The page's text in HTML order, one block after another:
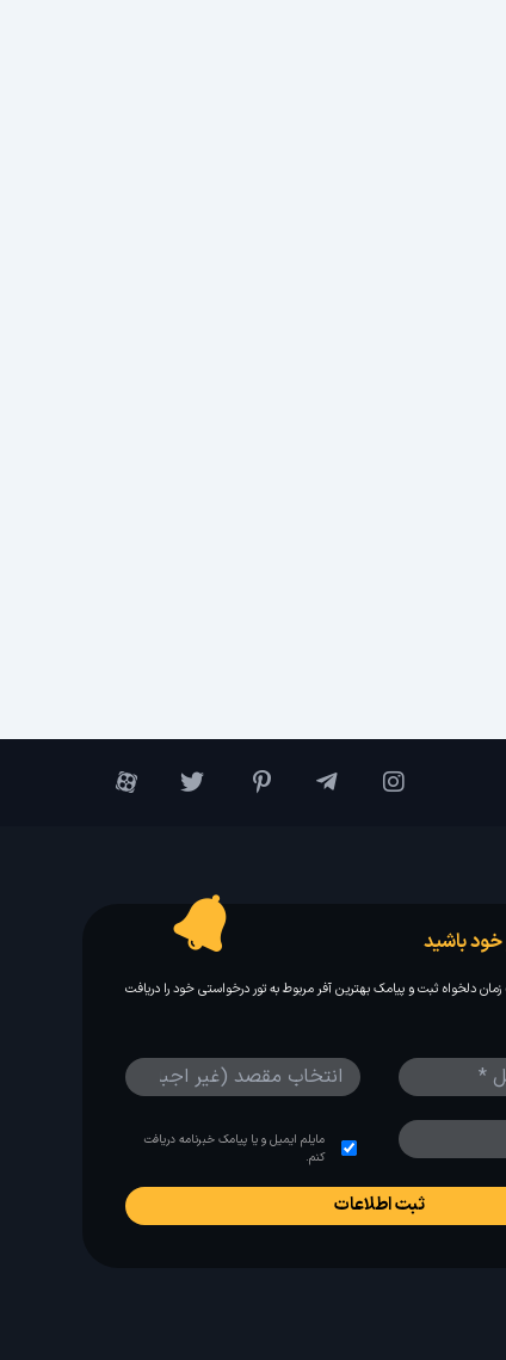
باشید
دلخواه ثبت و پیامک بهترین آفر مربوط به تور درخواستی خود را دریافت
مایلم ایمیل و یا پیامک خبرنامه دریافت
کنم.